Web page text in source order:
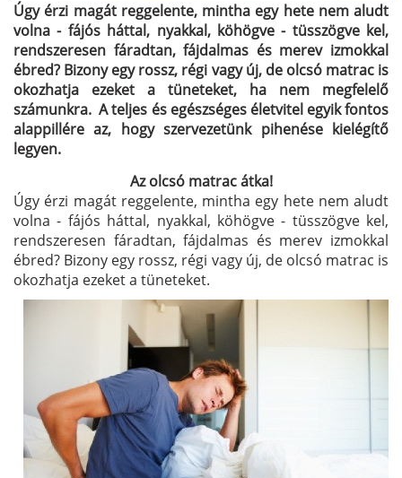
Úgy érzi magát reggelente, mintha egy hete nem aludt
volna - fájós háttal, nyakkal, köhögve - tüsszögve kel,
rendszeresen fáradtan, fájdalmas és merev izmokkal
ébred? Bizony egy rossz, régi vagy új, de olcsó matrac is
okozhatja ezeket a tüneteket, ha nem megfelelő
számunkra. A teljes és egészséges életvitel egyik fontos
alappillére az, hogy szervezetünk pihenése kielégítő
legyen.
Az olcsó matrac átka!
Úgy érzi magát reggelente, mintha egy hete nem aludt
volna - fájós háttal, nyakkal, köhögve - tüsszögve kel,
rendszeresen fáradtan, fájdalmas és merev izmokkal
ébred? Bizony egy rossz, régi vagy új, de olcsó matrac is
okozhatja ezeket a tüneteket.